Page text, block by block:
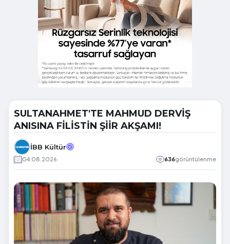
SULTANAHMET'TE MAHMUD DERVİŞ
ANISINA FİLİSTİN ŞİİR AKŞAMI!
İBB Kültür
04.08.2026 636görüntülenme